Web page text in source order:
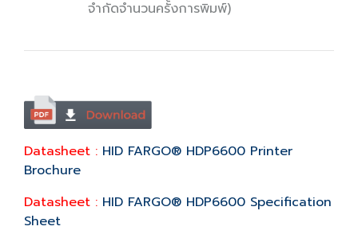
จำกัดจำนวนครั้งการพิมพ์)
Datasheet : HID FARGO® HDP6600 Printer
Brochure
Datasheet : HID FARGO® HDP6600 Specification
Sheet